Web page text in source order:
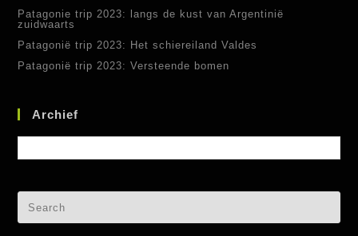
Patagonie trip 2023: langs de kust van Argentinië
zuidwaarts
Patagonië trip 2023: Het schiereiland Valdes
Patagonië trip 2023: Versteende bomen
Archief
Archief